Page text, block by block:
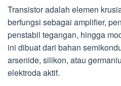
Transistor adalah elemen
berfungsi sebagai amplifier,
penstabil tegangan, hingga
ini dibuat dari bahan
arsenide, silikon, atau
elektroda aktif.